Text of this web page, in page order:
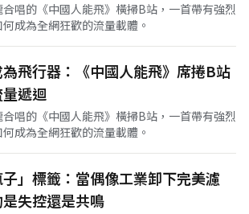
唱的《中國人能飛》橫掃B站，一首帶有強烈
成為全網狂歡的流量載體。
飛行器：《中國人能飛》席捲B站
遞迴
唱的《中國人能飛》橫掃B站，一首帶有強烈
成為全網狂歡的流量載體。
」標籤：當偶像工業卸下完美濾
失控還是共鳴